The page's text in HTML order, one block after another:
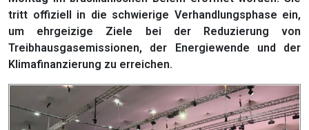
tritt offiziell in die schwierige Verhandlungsphase ein,
um ehrgeizige Ziele bei der Reduzierung von
Treibhausgasemissionen, der Energiewende und der
Klimafinanzierung zu erreichen.